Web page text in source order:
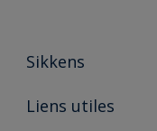
Sikkens
A propos de Sikkens
Liens utiles